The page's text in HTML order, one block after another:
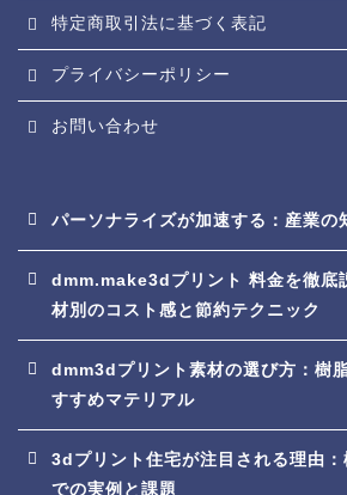
特定商取引法に基づく表記
プライバシーポリシー
お問い合わせ
パーソナライズが加速する：産業の
dmm.make3dプリント 料金を徹底
材別のコスト感と節約テクニック
dmm3dプリント素材の選び方：樹
すすめマテリアル
3dプリント住宅が注目される理由
での実例と課題